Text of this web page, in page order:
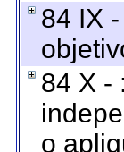
84 IX
84 X -
o